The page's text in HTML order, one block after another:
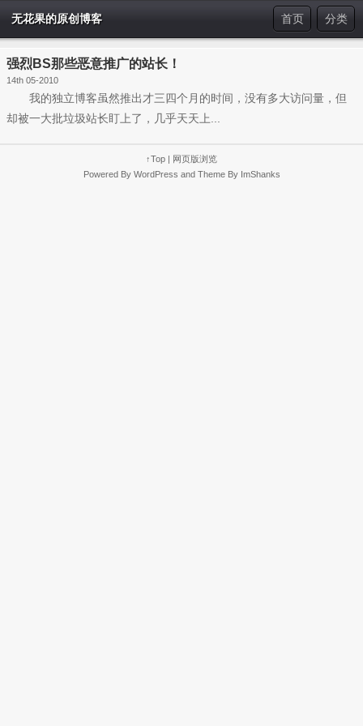
无花果的原创博客 分类
首页
强烈BS那些恶意推广的站长！
14th 05-2010
我的独立博客虽然推出才三四个月的时间，没有多大访问量，但
却被一大批垃圾站长盯上了，几乎天天上...
↑Top | 网页版浏览
Powered By WordPress and Theme By ImShanks